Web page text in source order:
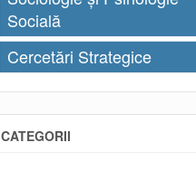
Socială
Cercetări Strategice
CATEGORII